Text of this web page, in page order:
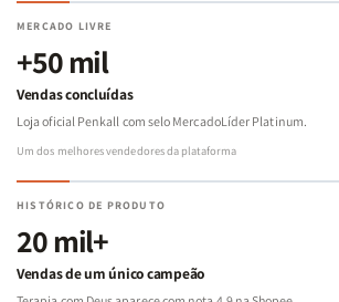
MERCADO LIVRE
+50 mil
Vendas concluídas
Loja oficial Penkall com selo MercadoLíder Platinum.
Um dos melhores vendedores da plataforma
HISTÓRICO DE PRODUTO
20 mil+
Vendas de um único campeão